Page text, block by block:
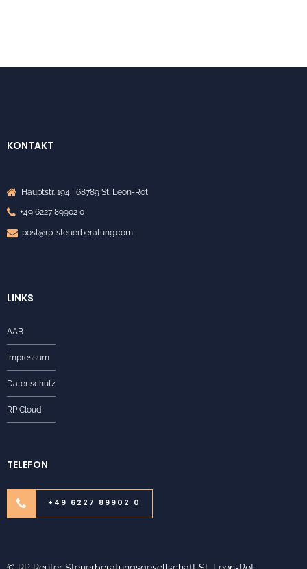
KONTAKT
Hauptstr. 194 | 68789 St. Leon-Rot
+49 6227 89902 0
post@rp-steuerberatung.com
LINKS
AAB
Impressum
Datenschutz
RP Cloud
TELEFON
+49 6227 89902 0